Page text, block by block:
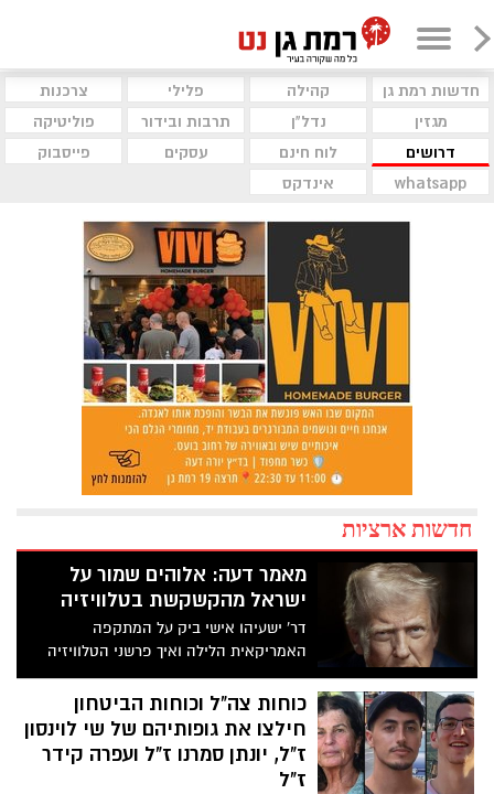
חדשות רמת גן קהילה פלילי
צרכנות
מגזין
נדל"ן תרבות ובידור
פוליטיקה
דרושים
לוח חינם עסקים
פייסבוק
whatsapp
אינדקס
חדשות ארציות
מאמר דעה: אלוהים שמור על
ישראל מהקשקשת בטלוויזיה
דר' ישעיהו אישי ביק על המתקפה
האמריקאית הלילה ואיך פרשני הטלוויזיה
בוחרים לתווך לנו את המציאות
כוחות צה"ל וכוחות הביטחון
חילצו את גופותיהם של שי לוינסון
ז"ל, יונתן סמרנו ז"ל ועפרה קידר
ז"ל